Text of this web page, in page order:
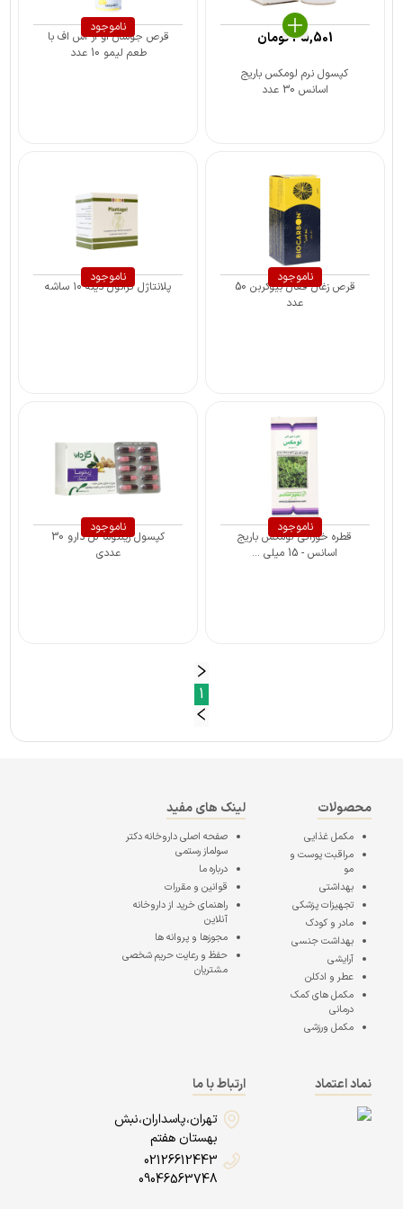
کپسول نرم لومکس باریج
اسانس 30 عدد
45,501تومان
ناموجود
قرص جوشان او آر اس اف با
طعم لیمو 10 عدد
ناموجود
قرص زغال فعال بیوکربن 50
عدد
ناموجود
پلانتاژل گرانول دینه ۱۰ ساشه
ناموجود
قطره خوراکی لومکس باریج
اسانس - 15 میلی ...
ناموجود
کپسول زینتوما گل دارو 30
عددی
1
محصولات
مکمل غذایی
مراقبت پوست و
مو
بهداشتی
تجهیزات پزشکی
مادر و کودک
بهداشت جنسی
آرایشی
عطر و ادکلن
مکمل های کمک
درمانی
مکمل ورزشی
لینک های مفید
صفحه اصلیداروخانه دکتر
سولماز رستمی
درباره ما
قوانین و مقررات
راهنمای خرید از داروخانه
آنلاین
مجوزها و پروانه ها
حفظ و رعایت حریم شخصی
مشتریان
نماد اعتماد
ارتباط با ما
تهران،پاسداران،نبش
بهستان هفتم
02126612443
09046563748